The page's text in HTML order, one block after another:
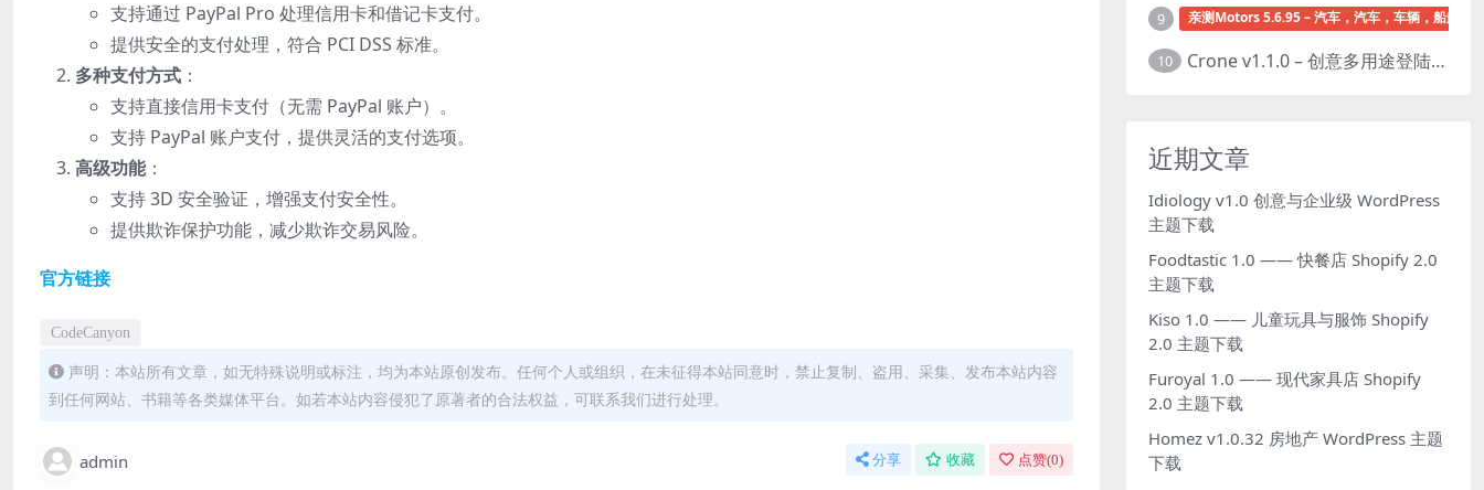
支持通过 PayPal Pro 处理信用卡和借记卡支付。
提供安全的支付处理，符合 PCI DSS 标准。
多种支付方式 ：
支持直接信用卡支付（无需 PayPal 账户）。
支持 PayPal 账户支付，提供灵活的支付选项。
高级功能：
支持 3D 安全验证，增强支付安全性。
提供欺诈保护功能，减少欺诈交易风险。
官方链接
CodeCanyon
声明：本站所有文章，如无特殊说明或标注，均为本站原创发布。任何个人或组织，在未征得本站同意时，禁止复制、盗用、采集、发布本站内容
到任何网站、书籍等各类媒体平台。如若本站内容侵犯了原著者的合法权益，可联系我们进行处理。
admin 分享 收藏 点赞(0)
9 亲测Motors 5.6.95 – 汽车，汽车，车辆，船舶
10 Crone v1.1.0 – 创意多用途登陆页面HTML模板下载
近期文章
Idiology v1.0 创意与企业级 WordPress
主题下载
Foodtastic 1.0 —— 快餐店 Shopify 2.0
主题下载
Kiso 1.0 —— 儿童玩具与服饰 Shopify
2.0 主题下载
Furoyal 1.0 —— 现代家具店 Shopify
2.0 主题下载
Homez v1.0.32 房地产 WordPress 主题
下载